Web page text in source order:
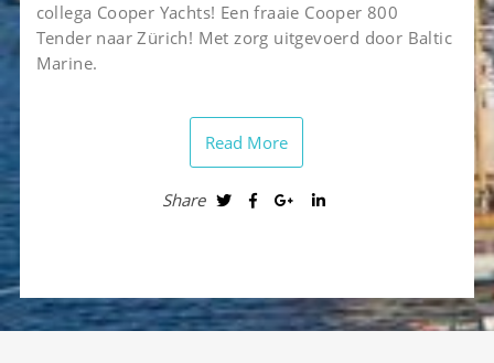
collega Cooper Yachts! Een fraaie Cooper 800
Tender naar Zürich! Met zorg uitgevoerd door Baltic
Marine.
Read More
Share